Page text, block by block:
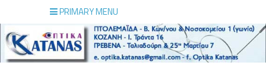
PRIMARY MENU